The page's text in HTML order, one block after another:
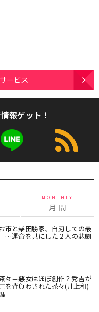
ービス
報ゲット！
MONTHLY
月 間
市と柴田勝家、自刃しての最
…運命を共にした２人の悲劇
々＝悪女はほぼ創作？秀吉が
を背負わされた茶々(井上和)